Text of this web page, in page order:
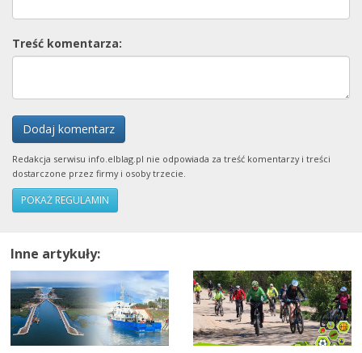
Treść komentarza:
Dodaj komentarz
Redakcja serwisu info.elblag.pl nie odpowiada za treść komentarzy i treści
dostarczone przez firmy i osoby trzecie.
POKAŻ REGULAMIN
Inne artykuły: